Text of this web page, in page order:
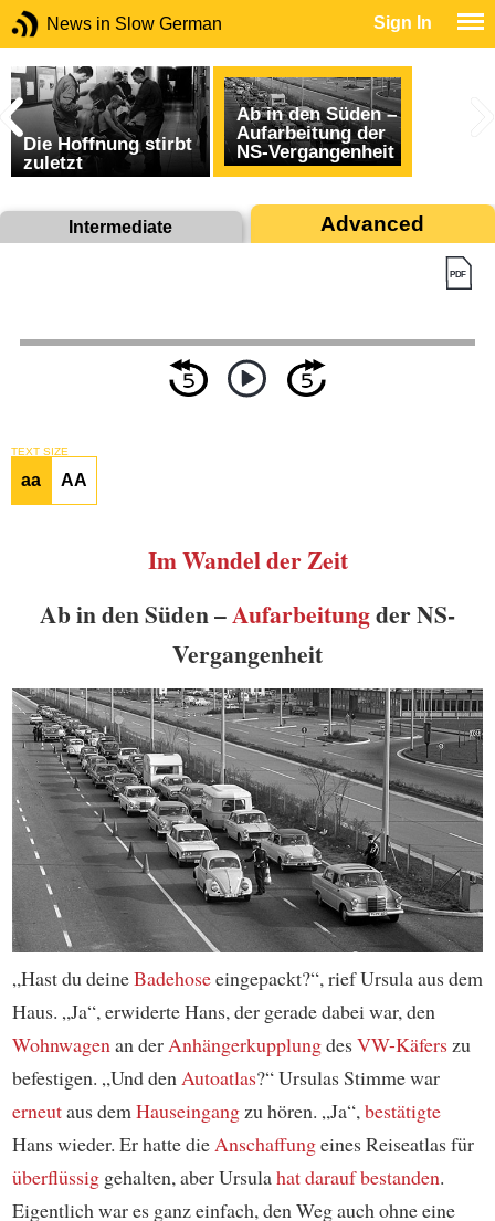
News in Slow German Sign In
Die Hoffnung stirbt
zuletzt
Ab in den Süden –
Aufarbeitung der
NS-Vergangenheit
Intermediate Advanced
TEXT SIZE
aa AA
Im Wandel der Zeit
Ab in den Süden –Aufarbeitungder NS-
Vergangenheit
„Hast du deineBadehoseeingepackt?“, rief Ursula aus dem
Haus. „Ja“, erwiderte Hans, der gerade dabei war, den
Wohnwagenan derAnhängerkupplungdesVW-Käferszu
befestigen. „Und denAutoatlas?“ Ursulas Stimme war
erneutaus demHauseingangzu hören. „Ja“,bestätigte
Hans wieder. Er hatte dieAnschaffungeines Reiseatlas für
überflüssiggehalten, aber Ursulahat darauf bestanden.
Eigentlich war es ganz einfach, den Weg auch ohne eine